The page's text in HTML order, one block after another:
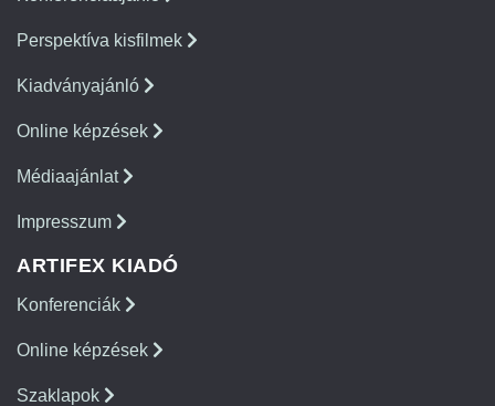
Perspektíva kisfilmek
Kiadványajánló
Online képzések
Médiaajánlat
Impresszum
ARTIFEX KIADÓ
Konferenciák
Online képzések
Szaklapok